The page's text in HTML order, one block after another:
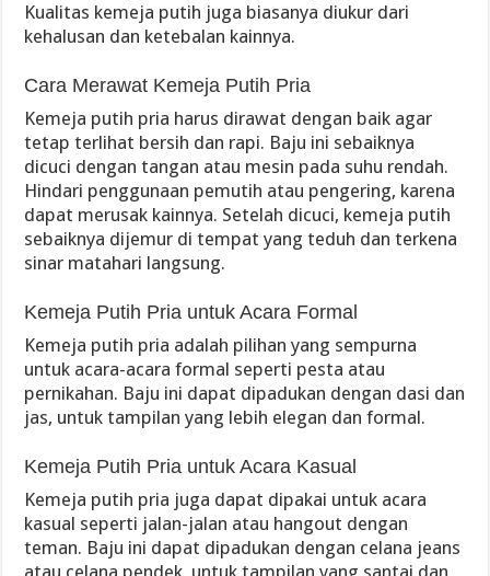
Kualitas kemeja putih juga biasanya diukur dari
kehalusan dan ketebalan kainnya.
Cara Merawat Kemeja Putih Pria
Kemeja putih pria harus dirawat dengan baik agar
tetap terlihat bersih dan rapi. Baju ini sebaiknya
dicuci dengan tangan atau mesin pada suhu rendah.
Hindari penggunaan pemutih atau pengering, karena
dapat merusak kainnya. Setelah dicuci, kemeja putih
sebaiknya dijemur di tempat yang teduh dan terkena
sinar matahari langsung.
Kemeja Putih Pria untuk Acara Formal
Kemeja putih pria adalah pilihan yang sempurna
untuk acara-acara formal seperti pesta atau
pernikahan. Baju ini dapat dipadukan dengan dasi dan
jas, untuk tampilan yang lebih elegan dan formal.
Kemeja Putih Pria untuk Acara Kasual
Kemeja putih pria juga dapat dipakai untuk acara
kasual seperti jalan-jalan atau hangout dengan
teman. Baju ini dapat dipadukan dengan celana jeans
atau celana pendek, untuk tampilan yang santai dan